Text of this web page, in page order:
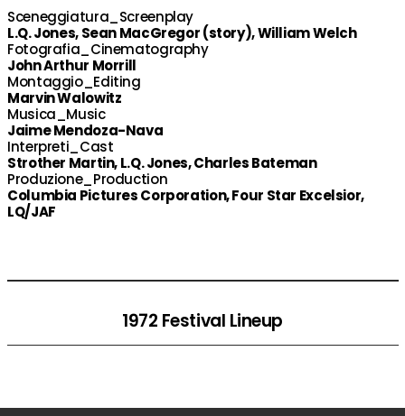
Sceneggiatura_Screenplay
L.Q. Jones, Sean MacGregor (story), William Welch
Fotografia_Cinematography
John Arthur Morrill
Montaggio_Editing
Marvin Walowitz
Musica_Music
Jaime Mendoza-Nava
Interpreti_Cast
Strother Martin, L.Q. Jones, Charles Bateman
Produzione_Production
Columbia Pictures Corporation, Four Star Excelsior,
LQ/JAF
1972 Festival Lineup